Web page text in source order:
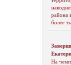
района
более
На